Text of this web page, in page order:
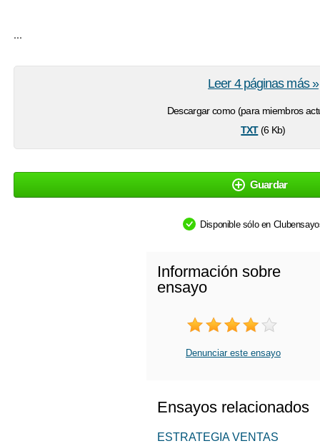
...
Descargar como (para miembros
txt(6 Kb)
Leer 4 páginas más »
Guardar
Disponible sólo en
Información sobre
ensayo
Denunciar este ensayo
Ensayos relacionados
ESTRATEGIA VENTAS